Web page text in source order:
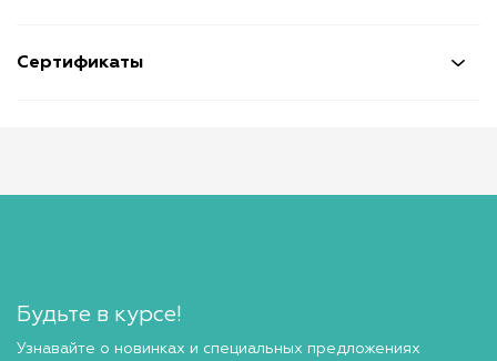
Сертификаты
Будьте в курсе!
Узнавайте о новинках и специальных предложениях